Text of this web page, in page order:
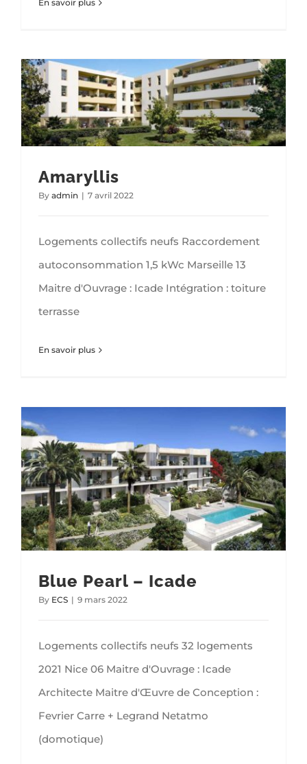
En savoir plus
Amaryllis
By admin | 7 avril 2022
Logements collectifs neufs Raccordement
autoconsommation 1,5 kWc Marseille 13
Maitre d'Ouvrage : Icade Intégration : toiture
terrasse
En savoir plus
Blue Pearl – Icade
By ECS | 9 mars 2022
Logements collectifs neufs 32 logements
2021 Nice 06 Maitre d'Ouvrage : Icade
Architecte Maitre d'Œuvre de Conception :
Fevrier Carre + Legrand Netatmo
(domotique)